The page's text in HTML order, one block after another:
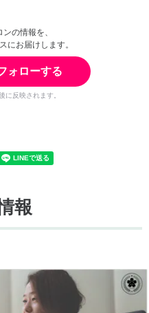
の情報を、
にお届けします。
ォローする
に反映されます。
報